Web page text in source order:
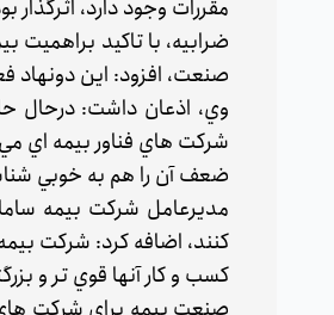
مقررات وجود دارد،
ضرابيه، با تاكيد براهميت
صنعت، افزود: اين دونهاد
وي، اذعان داشت: درحال
شركت هاي فناور بيمه اي
ضعف آن را هم به خوبي
مديرعامل شركت بيمه
كنند، اضافه كرد: شركت
كسب و كار آنها قوي تر و